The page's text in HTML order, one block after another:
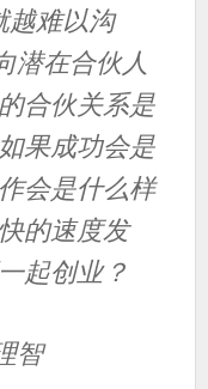
越难以沟
潜在合伙人
合伙关系是
果成功会是
会是什么样
的速度发
起创业？
智